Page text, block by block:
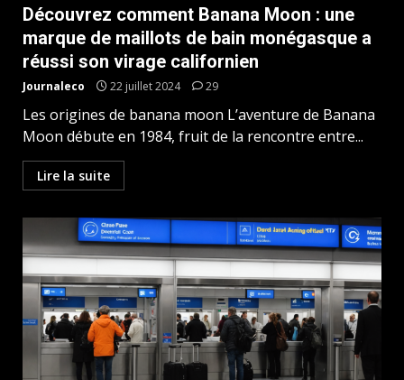
Découvrez comment Banana Moon : une
marque de maillots de bain monégasque a
réussi son virage californien
Journaleco 22 juillet 2024 29
Les origines de banana moon L’aventure de Banana
Moon débute en 1984, fruit de la rencontre entre...
Lire la suite